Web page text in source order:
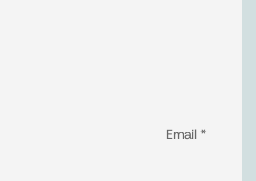
Email *